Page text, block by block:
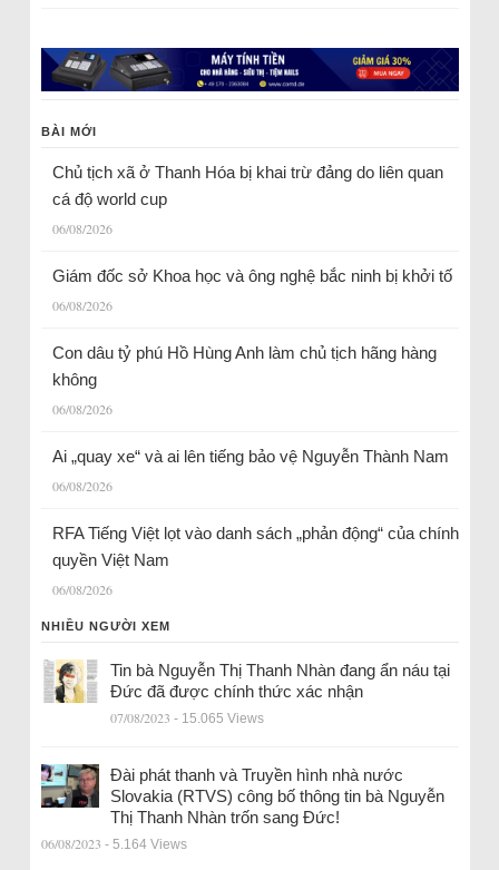
BÀI MỚI
Chủ tịch xã ở Thanh Hóa bị khai trừ đảng do liên quan
cá độ world cup
06/08/2026
Giám đốc sở Khoa học và ông nghệ bắc ninh bị khởi tố
06/08/2026
Con dâu tỷ phú Hồ Hùng Anh làm chủ tịch hãng hàng
không
06/08/2026
Ai „quay xe“ và ai lên tiếng bảo vệ Nguyễn Thành Nam
06/08/2026
RFA Tiếng Việt lọt vào danh sách „phản động“ của chính
quyền Việt Nam
06/08/2026
NHIỀU NGƯỜI XEM
Tin bà Nguyễn Thị Thanh Nhàn đang ẩn náu tại
Đức đã được chính thức xác nhận
07/08/2023 - 15.065 Views
Đài phát thanh và Truyền hình nhà nước
Slovakia (RTVS) công bố thông tin bà Nguyễn
Thị Thanh Nhàn trốn sang Đức!
06/08/2023 - 5.164 Views